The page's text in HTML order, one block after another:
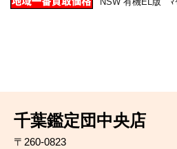
千葉鑑定団中央店
〒260-0823